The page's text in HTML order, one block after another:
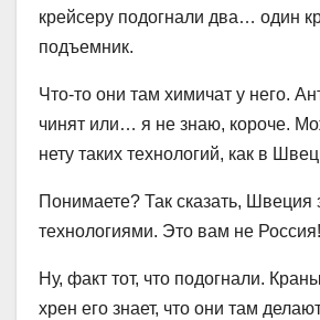
крейсеру подогнали два… один
подъемник.
Что-то они там химичат у него.
чинят или… я не знаю, короче.
нету таких технологий, как в
Понимаете? Так сказать,
технологиями. Это вам не Россия!
Ну, факт тот, что подогнали.
хрен его знает, что они там